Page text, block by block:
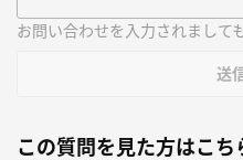
お問い合わせを入力されまして
送
この質問を見た方はこ